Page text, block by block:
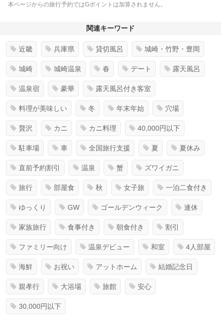
本ページからの旅行予約ではGポイントは加算されません。
関連キーワード
近畿 兵庫県 貸切風呂 城崎・竹野・豊岡
城崎 城崎温泉 春 デート 露天風呂
温泉宿 豪華 露天風呂付き客室
料理が美味しい 冬 年末年始 穴場
贅沢 カニ カニ料理 40,000円以下
駐車場 車 全国旅行支援 夏 夏休み
直前予約割引 温泉 蟹 ズワイガニ
旅行 部屋食 秋 女子旅 一泊二食付き
ゆっくり GW ゴールデンウィーク 連休
家族旅行 食事付き 朝食付き 割引
ファミリー向け 温泉デビュー 和室 4人部屋
海鮮 お祝い アットホーム 結婚記念日
親孝行 大浴場 旅館 安心
30,000円以下